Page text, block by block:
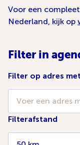
Voor een
Nederland, kijk op
Filter in
Filter op adres
Filterafstand